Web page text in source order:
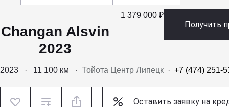
Changan Alsvin
2023
1 379 000 ₽
2023 · 11 100 км · Тойота Центр Липецк · +7 (474) 251-
Получить
Оставить заявку на